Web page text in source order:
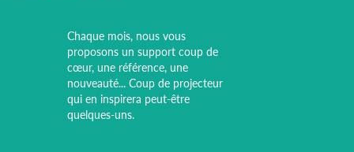
Chaque mois, nous vous
proposons un support coup de
cœur, une référence, une
nouveauté... Coup de projecteur
qui en inspirera peut-être
quelques-uns.